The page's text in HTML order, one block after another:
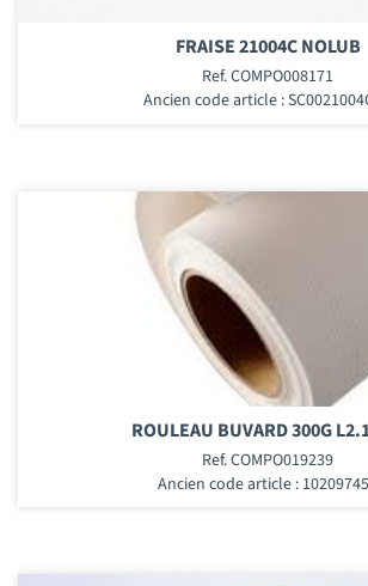
FRAISE 21004C NOLUB
Ref. COMPO008171
Ancien code article :
ROULEAU BUVARD 300G
Ref. COMPO019239
Ancien code article :